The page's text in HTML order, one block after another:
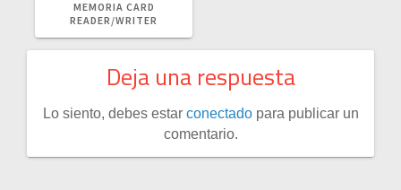
MEMORIA CARD
READER/WRITER
Deja una respuesta
Lo siento, debes estar conectadopara publicar un
comentario.